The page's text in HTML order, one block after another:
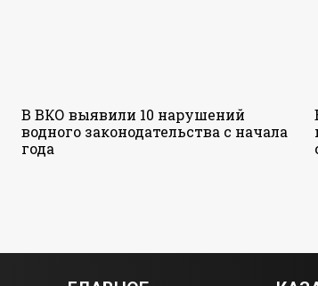
В ВКО выявили 10 нарушений
водного законодательства с начала
года